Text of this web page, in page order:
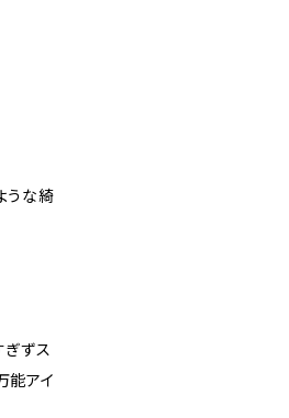
うな綺
ぎずス
能アイ